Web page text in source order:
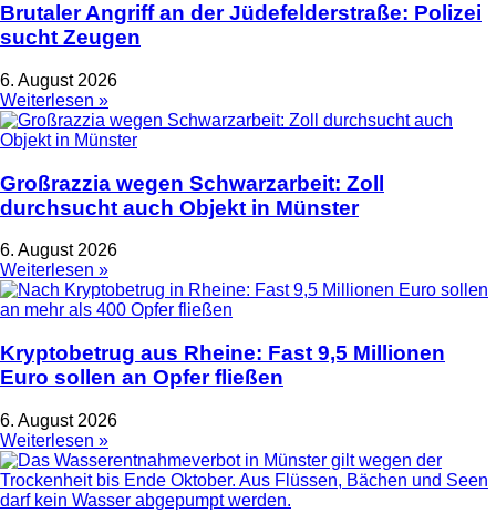
Brutaler Angriff an der Jüdefelderstraße: Polizei
sucht Zeugen
6. August 2026
Weiterlesen »
Großrazzia wegen Schwarzarbeit: Zoll
durchsucht auch Objekt in Münster
6. August 2026
Weiterlesen »
Kryptobetrug aus Rheine: Fast 9,5 Millionen
Euro sollen an Opfer fließen
6. August 2026
Weiterlesen »